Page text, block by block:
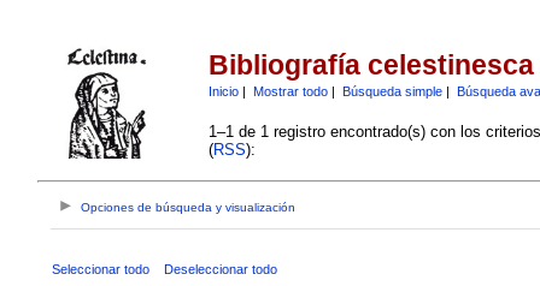
Bibliografía celestinesca
Inicio| Mostrar todo| Búsqueda simple| Búsqueda
1–1 de 1 registro encontrado(s) con los
(RSS):
Opciones de búsqueda y visualización
Seleccionar todo Deseleccionar todo